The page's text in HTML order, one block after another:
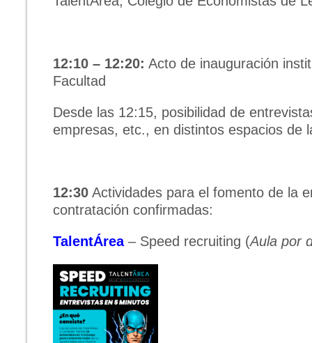
12:10 – 12:20: Acto de inauguración
Facultad
Desde las 12:15, posibilidad de
empresas, etc., en distintos espacios de
12:30Actividades para el fomento de la
contratación confirmadas:
TalentÁrea– Speed recruiting (Aula por